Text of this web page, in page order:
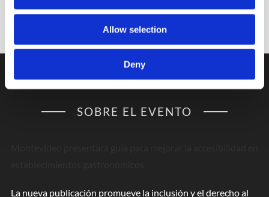
Allow selection
Deny
SOBRE EL EVENTO
La nueva publicación promueve la inclusión y el derecho al